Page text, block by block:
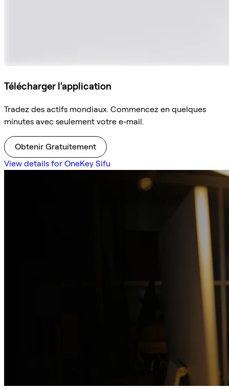
Télécharger l'application
Tradez des actifs mondiaux. Commencez en quelques
minutes avec seulement votre e-mail.
Obtenir Gratuitement
View details for OneKey Sifu